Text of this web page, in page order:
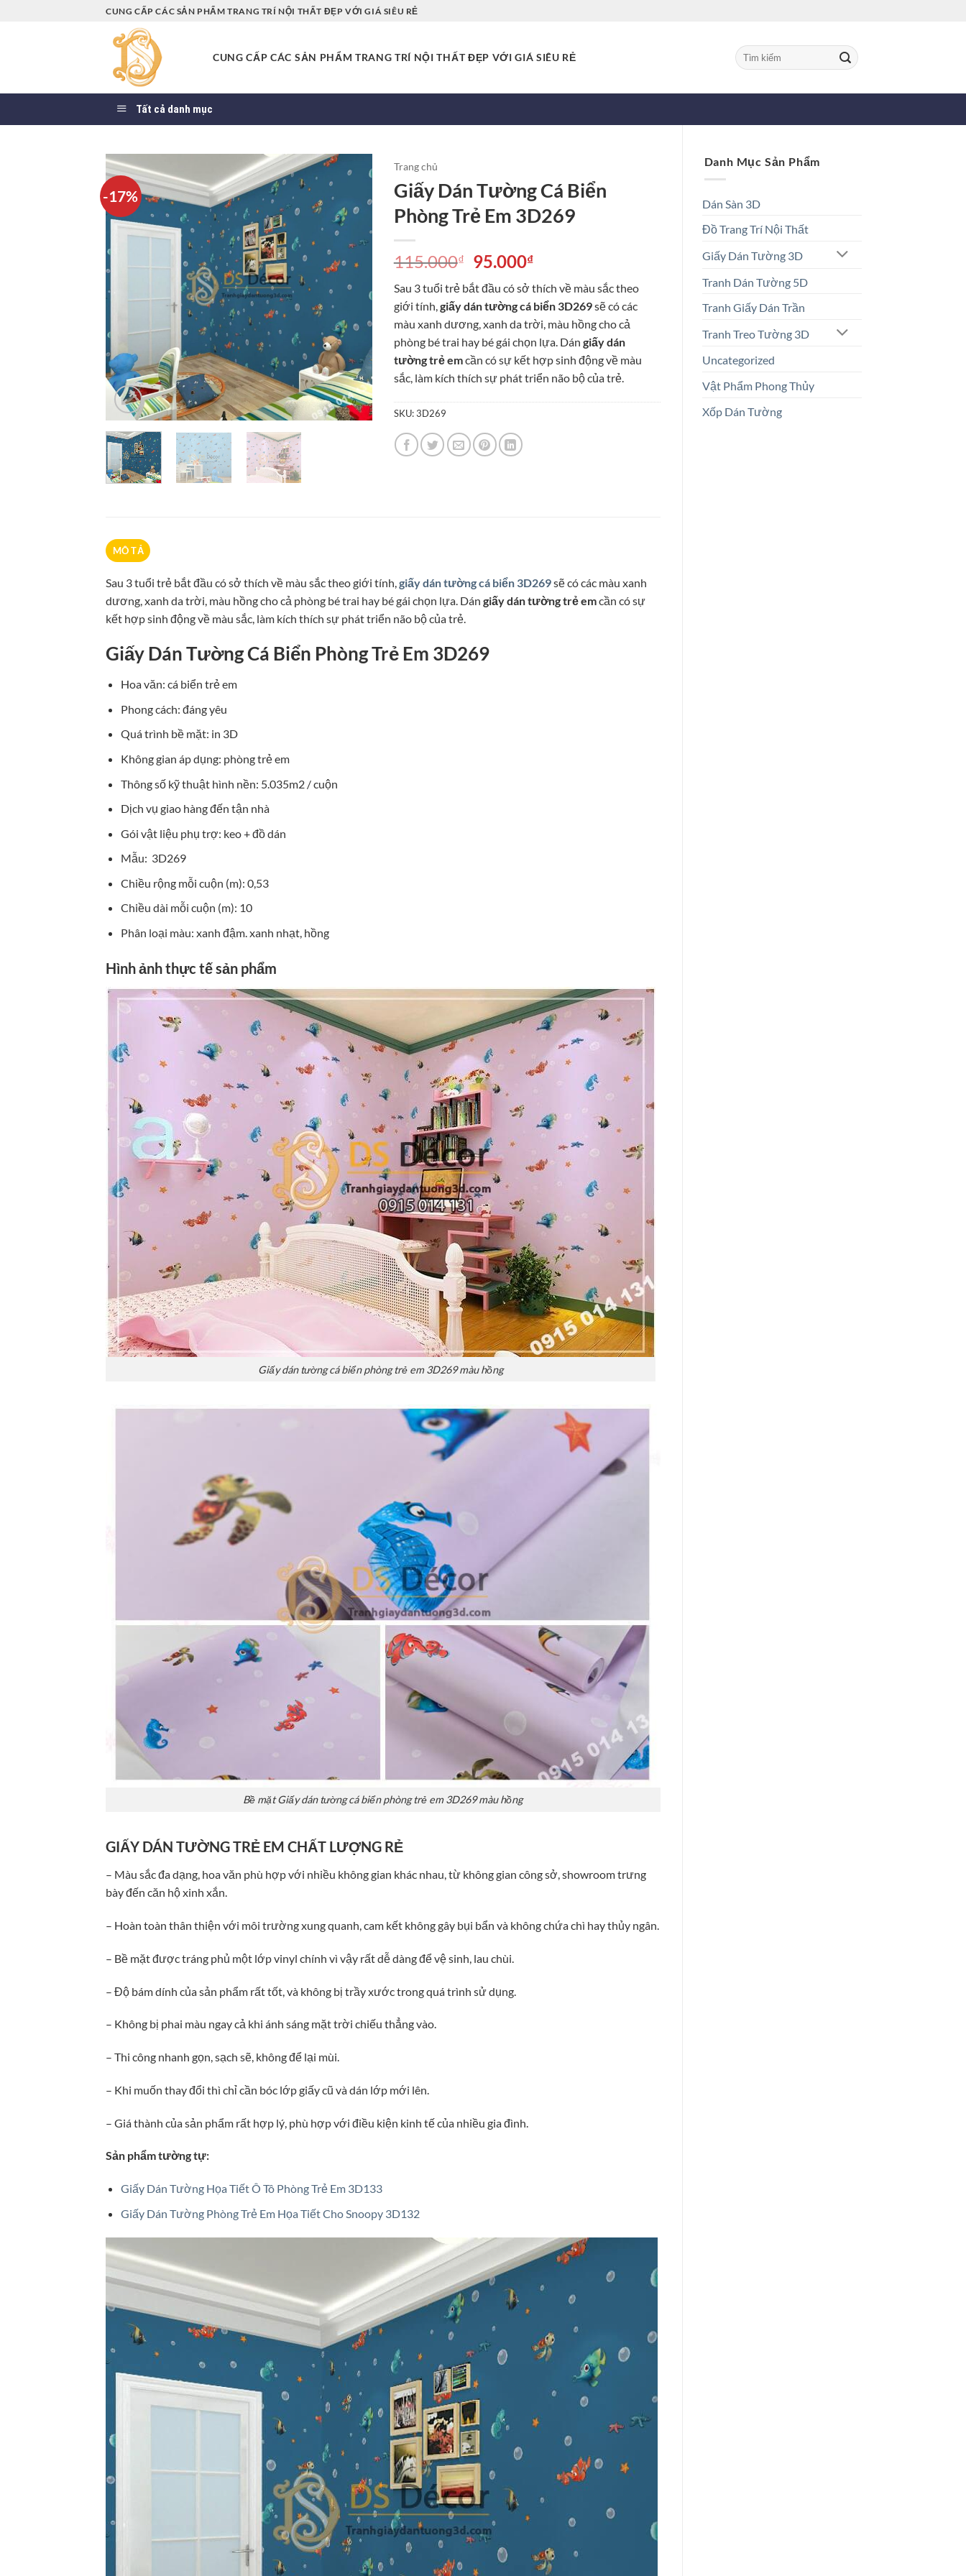
CUNG CẤP CÁC SẢN PHẨM TRANG TRÍ NỘI THẤT ĐẸP VỚI GIÁ SIÊU RẺ
CUNG CẤP CÁC SẢN PHẨM TRANG TRÍ NỘI THẤT ĐẸP VỚI GIÁ SIÊU RẺ
Tìm
kiếm:
Tất cả danh mục
Danh Mục Sản Phẩm
Dán Sàn 3D
Đồ Trang Trí Nội Thất
Giấy Dán Tường 3D
Tranh Dán Tường 5D
Tranh Giấy Dán Trần
Tranh Treo Tường 3D
Uncategorized
Vật Phẩm Phong Thủy
Xốp Dán Tường
-17%
Trang chủ
Giấy Dán Tường Cá Biển
Phòng Trẻ Em 3D269
115.000₫
Giá
gốc
là:
115.000₫.
95.000₫Giá
tại
là:
95.000₫.
Sau 3 tuổi trẻ bắt đầu có sở thích về màu sắc theo
giới tính, giấy dán tường cá biển 3D269sẽ có các
màu xanh dương, xanh da trời, màu hồng cho cả
phòng bé trai hay bé gái chọn lựa. Dán giấy dán
tường trẻ emcần có sự kết hợp sinh động về màu
sắc, làm kích thích sự phát triển não bộ của trẻ.
SKU:3D269
MÔ TẢ
Sau 3 tuổi trẻ bắt đầu có sở thích về màu sắc theo giới tính, giấy dán tường cá biển 3D269sẽ có các màu xanh
dương, xanh da trời, màu hồng cho cả phòng bé trai hay bé gái chọn lựa. Dán giấy dán tường trẻ emcần có sự
kết hợp sinh động về màu sắc, làm kích thích sự phát triển não bộ của trẻ.
Giấy Dán Tường Cá Biển Phòng Trẻ Em 3D269
Hoa văn: cá biển trẻ em
Phong cách: đáng yêu
Quá trình bề mặt: in 3D
Không gian áp dụng: phòng trẻ em
Thông số kỹ thuật hình nền: 5.035m2 / cuộn
Dịch vụ giao hàng đến tận nhà
Gói vật liệu phụ trợ: keo + đồ dán
Mẫu: 3D269
Chiều rộng mỗi cuộn (m): 0,53
Chiều dài mỗi cuộn (m): 10
Phân loại màu: xanh đậm. xanh nhạt, hồng
Hình ảnh thực tế sản phẩm
Giấy dán tường cá biển phòng trẻ em 3D269 màu hồng
Bề mặt Giấy dán tường cá biển phòng trẻ em 3D269 màu hồng
GIẤY DÁN TƯỜNG TRẺ EM CHẤT LƯỢNG RẺ
– Màu sắc đa dạng, hoa văn phù hợp với nhiều không gian khác nhau, từ không gian công sở, showroom trưng
bày đến căn hộ xinh xắn.
– Hoàn toàn thân thiện với môi trường xung quanh, cam kết không gây bụi bẩn và không chứa chì hay thủy ngân.
– Bề mặt được tráng phủ một lớp vinyl chính vì vậy rất dễ dàng để vệ sinh, lau chùi.
– Độ bám dính của sản phẩm rất tốt, và không bị trầy xước trong quá trình sử dụng.
– Không bị phai màu ngay cả khi ánh sáng mặt trời chiếu thẳng vào.
– Thi công nhanh gọn, sạch sẽ, không để lại mùi.
– Khi muốn thay đổi thì chỉ cần bóc lớp giấy cũ và dán lớp mới lên.
– Giá thành của sản phẩm rất hợp lý, phù hợp với điều kiện kinh tế của nhiều gia đình.
Sản phẩm tường tự:
Giấy Dán Tường Họa Tiết Ô Tô Phòng Trẻ Em 3D133
Giấy Dán Tường Phòng Trẻ Em Họa Tiết Cho Snoopy 3D132